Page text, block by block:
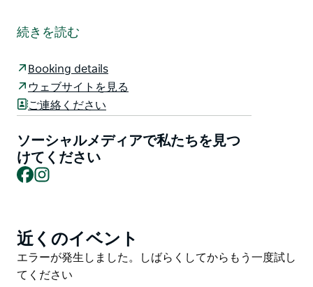
で、一年中すぐそばにトレイルがあり、冬には外に出る
と雪景色が広がる、スタイリッシュでリラックスしたひ
を満喫するための拠点です。
ホストとスタッフが、このアルプスの環境での滞在を最
大限に満喫できるようお手伝いいたします。ボリューム
たっぷりの朝食で一日をスタートできるようお手伝いい
たします。
モダンで居心地の良い2人部屋は、プライベートなひと
3人部屋は、2～3人での楽しい休暇に最適です。全室に
専用設備が備わっています。
バルコニーとバーを備えたマウンテンラウンジ、または
続きを読む
Booking details
ウェブサイトを見る
ご連絡ください
ソーシャルメディアで私たちを見つ
けてください
Facebook
Product
List
近くのイベント
Product
List
エラーが発生しました。しばらくしてからもう一度試し
てください